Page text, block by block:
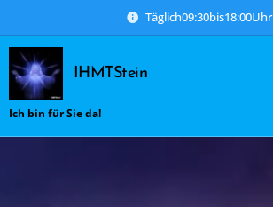
Täglich09:30bis18:00Uhr
IHMTStein
Ich bin für Sie da!